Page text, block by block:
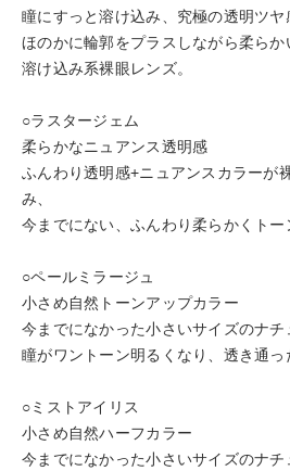
瞳にすっと溶け込み、究極の透明ツヤ
ほのかに輪郭をプラスしながら柔らか
溶け込み系裸眼レンズ。
○ラスタージェム
柔らかなニュアンス透明感
ふんわり透明感+ニュアンスカラーが
み、
今までにない、ふんわり柔らかくトー
○ペールミラージュ
小さめ自然トーンアップカラー
今までになかった小さいサイズのナチ
瞳がワントーン明るくなり、透き通っ
○ミストアイリス
小さめ自然ハーフカラー
今までになかった小さいサイズのナチ